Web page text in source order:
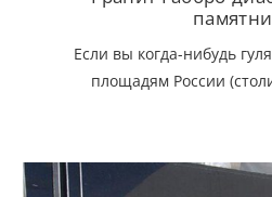
Если вы когда-нибудь
площадям России